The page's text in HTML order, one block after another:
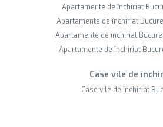
Apartamente de închiriat
Apartamente de închiriat
Apartamente de închiriat
Apartamente de închiriat
Case vile de
Case vile de închiriat